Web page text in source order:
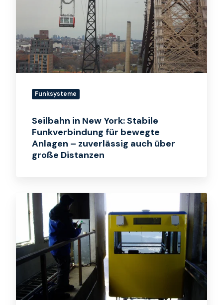
Funkverbindung
für
bewegte
Anlagen
zuverlässig
über
große
Distanzen
Funksysteme
Seilbahn in New York: Stabile
Funkverbindung für bewegte
Anlagen – zuverlässig auch über
große Distanzen
Schräglift:
Zuverlässige
Datenübertragung
entlang
der
Strecke
ohne
aufwändige